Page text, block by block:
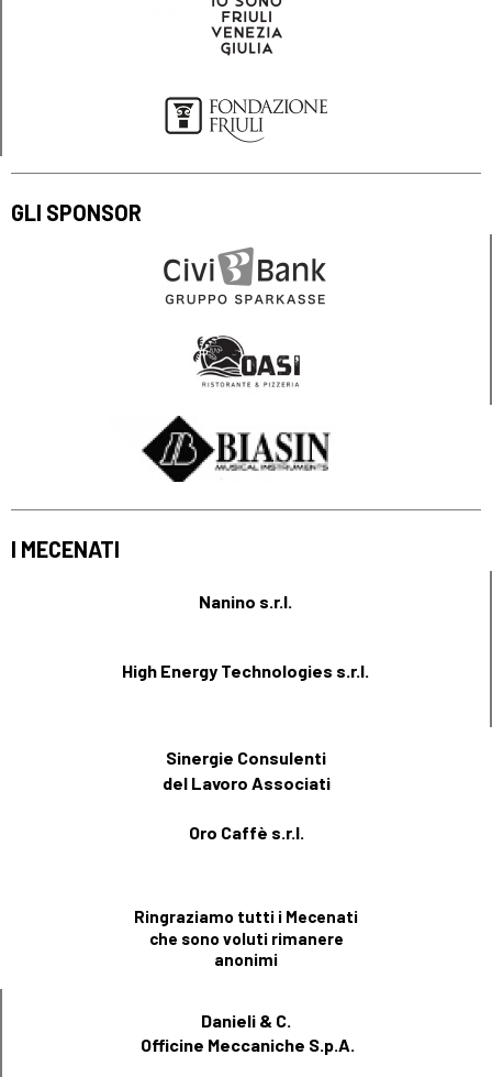
GLI SPONSOR
I MECENATI
Nanino s.r.l.
High Energy Technologies s.r.l.
Sinergie Consulenti
del Lavoro Associati
Oro Caffè s.r.l.
Ringraziamo tutti i Mecenati
che sono voluti rimanere
anonimi
Danieli & C.
Officine Meccaniche S.p.A.